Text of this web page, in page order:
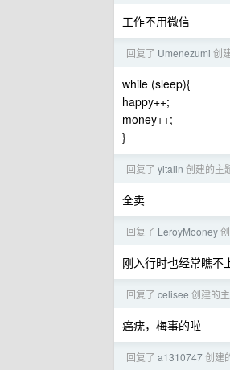
工作不用微信
回复了 Umenezumi 创
while (sleep){
happy++;
money++;
}
回复了 yitalin 创建的主
全卖
回复了 LeroyMooney
刚入行时也经常瞧不
回复了 celisee 创建的
癌疣，梅事的啦
回复了 a1310747创建